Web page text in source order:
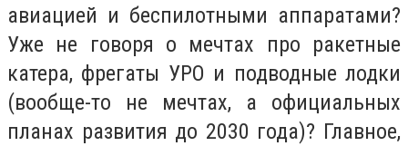
авиацией и беспилотными аппаратами?
Уже не говоря о мечтах про ракетные
катера, фрегаты УРО и подводные лодки
(вообще-то не мечтах, а официальных
планах развития до 2030 года)? Главное,